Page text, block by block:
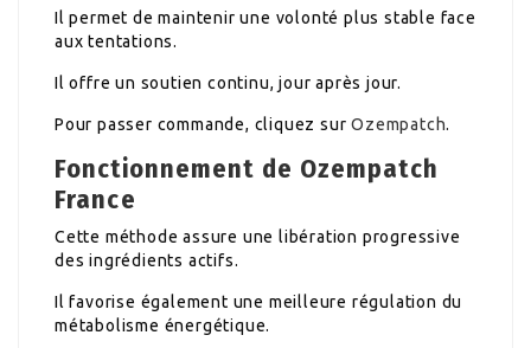
Il permet de maintenir une volonté plus stable face
aux tentations.
Il offre un soutien continu, jour après jour.
Pour passer commande, cliquez surOzempatch.
Fonctionnement de Ozempatch
France
Cette méthode assure une libération progressive
des ingrédients actifs.
Il favorise également une meilleure régulation du
métabolisme énergétique.